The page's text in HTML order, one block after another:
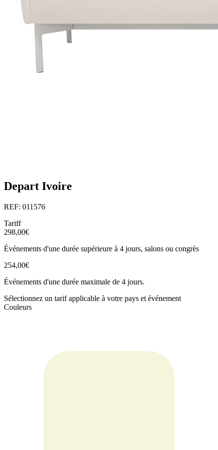
Depart Ivoire
REF: 011576
Tariff
298,00€
Événements d'une durée supérieure à 4 jours, salons ou congrès
254,00€
Événements d'une durée maximale de 4 jours.
Sélectionnez un tarif applicable à votre pays et événement
Couleurs